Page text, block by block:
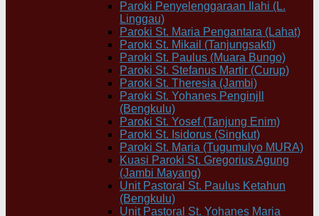
Paroki Penyelenggaraan Ilahi (L.
Linggau)
Paroki St. Maria Pengantara (Lahat)
Paroki St. Mikail (Tanjungsakti)
Paroki St. Paulus (Muara Bungo)
Paroki St. Stefanus Martir (Curup)
Paroki St. Theresia (Jambi)
Paroki St. Yohanes Penginjll
(Bengkulu)
Paroki St. Yosef (Tanjung Enim)
Paroki St. Isidorus (Singkut)
Paroki St. Maria (Tugumulyo MURA)
Kuasi Paroki St. Gregorius Agung
(Jambi Mayang)
Unit Pastoral St. Paulus Ketahun
(Bengkulu)
Unit Pastoral St. Yohanes Maria